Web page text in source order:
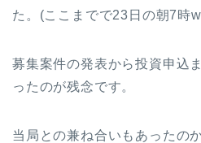
た。(ここまでで23日の朝7時
募集案件の発表から投資申込
ったのが残念です。
当局との兼ね合いもあったのか